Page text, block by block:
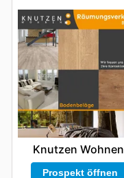
Knutzen Wohnen
Prospekt öffnen